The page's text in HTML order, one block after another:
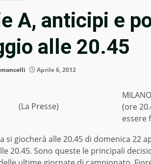
A, anticipi e
alle 20.45
Aprile 6, 2012
(La Presse)
(ore
essere
si giocherà alle 20.45 di domenica 22
20.45. Sono queste le principali